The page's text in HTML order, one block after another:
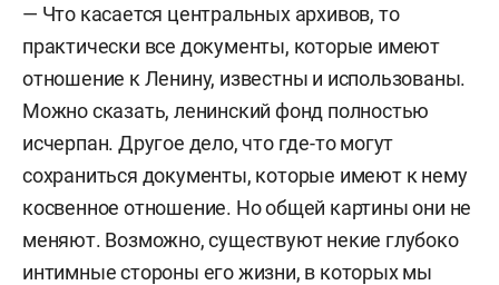
— Что касается центральных архивов, то
практически все документы, которые имеют
отношение к Ленину, известны и использованы.
Можно сказать, ленинский фонд полностью
исчерпан. Другое дело, что где-то могут
сохраниться документы, которые имеют к нему
косвенное отношение. Но общей картины они не
меняют. Возможно, существуют некие глубоко
интимные стороны его жизни, в которых мы